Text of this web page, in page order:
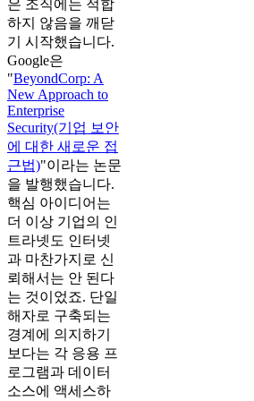
은 조직에는 적합
하지 않음을 깨닫
기 시작했습니다.
Google은
"BeyondCorp: A
New Approach to
Enterprise
Security(기업 보안
에 대한 새로운 접
근법)"이라는 논문
을 발행했습니다.
핵심 아이디어는
더 이상 기업의 인
트라넷도 인터넷
과 마찬가지로 신
뢰해서는 안 된다
는 것이었죠. 단일
해자로 구축되는
경계에 의지하기
보다는 각 응용 프
로그램과 데이터
소스에 액세스하